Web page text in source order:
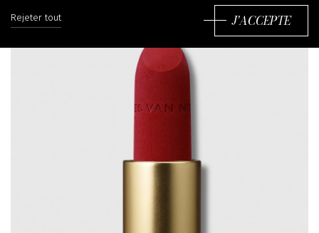
Rejeter tout J'ACCEPTE